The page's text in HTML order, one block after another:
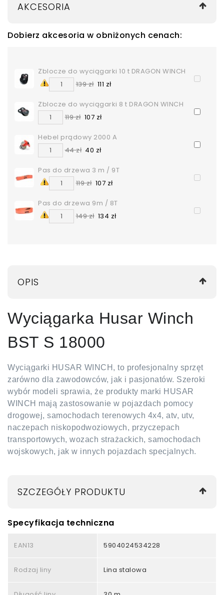
AKCESORIA
Dobierz akcesoria w obniżonych cenach:
Zblocze do wyciągarki 10 t DRAGON WINCH
139 zł 111 zł
Zblocze do wyciągarki 8 t DRAGON WINCH
119 zł 107 zł
Hebel prądowy 2000 A
44 zł 40 zł
Pas do drzewa 3 m / 9T
119 zł 107 zł
Pas do drzewa 9m / 8T
149 zł 134 zł
OPIS
Wyciągarka Husar Winch
BST S 18000
Wyciągarki HUSAR WINCH, to profesjonalny sprzęt
zarówno dla zawodowców, jak i pasjonatów. Szeroki
wybór modeli sprawia, że produkty marki HUSAR
WINCH mają zastosowanie w pojazdach pomocy
drogowej, samochodach terenowych 4x4, atv, utv,
naczepach niskopodwoziowych, przyczepach
transportowych, wozach strażackich, samochodach
wojskowych, jak w innych pojazdach specjalnych.
SZCZEGÓŁY PRODUKTU
Specyfikacja techniczna
EAN13 5904024534228
Rodzaj liny Lina stalowa